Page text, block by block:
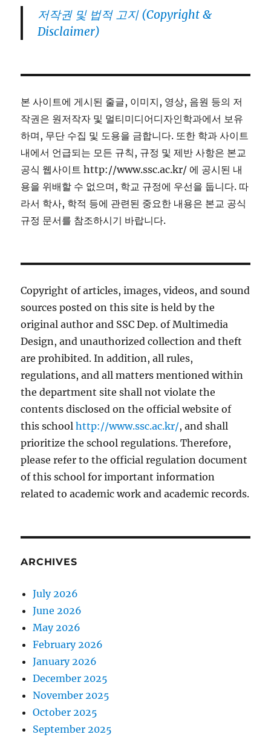
저작권 및 법적 고지 (Copyright &
Disclaimer)
본 사이트에 게시된 줄글, 이미지, 영상, 음원 등의 저
작권은 원저작자 및 멀티미디어디자인학과에서 보유
하며, 무단 수집 및 도용을 금합니다. 또한 학과 사이트
내에서 언급되는 모든 규칙, 규정 및 제반 사항은 본교
공식 웹사이트 http://www.ssc.ac.kr/ 에 공시된 내
용을 위배할 수 없으며, 학교 규정에 우선을 둡니다. 따
라서 학사, 학적 등에 관련된 중요한 내용은 본교 공식
규정 문서를 참조하시기 바랍니다.
Copyright of articles, images, videos, and sound
sources posted on this site is held by the
original author and SSC Dep. of Multimedia
Design, and unauthorized collection and theft
are prohibited. In addition, all rules,
regulations, and all matters mentioned within
the department site shall not violate the
contents disclosed on the official website of
this schoolhttp://www.ssc.ac.kr/, and shall
prioritize the school regulations. Therefore,
please refer to the official regulation document
of this school for important information
related to academic work and academic records.
ARCHIVES
July 2026
June 2026
May 2026
February 2026
January 2026
December 2025
November 2025
October 2025
September 2025